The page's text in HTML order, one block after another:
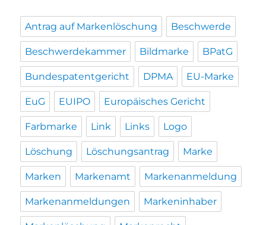
Antrag auf Markenlöschung Beschwerde
Beschwerdekammer Bildmarke BPatG
Bundespatentgericht DPMA EU-Marke
EuG EUIPO Europäisches Gericht
Farbmarke Link Links Logo
Löschung Löschungsantrag Marke
Marken Markenamt Markenanmeldung
Markenanmeldungen Markeninhaber